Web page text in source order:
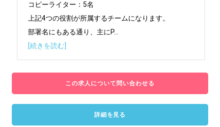
コピーライター：5名
上記4つの役割が所属するチームになります。
部署名にもある通り、主にP...
[続きを読む]
この求人について問い合わせる
詳細を見る